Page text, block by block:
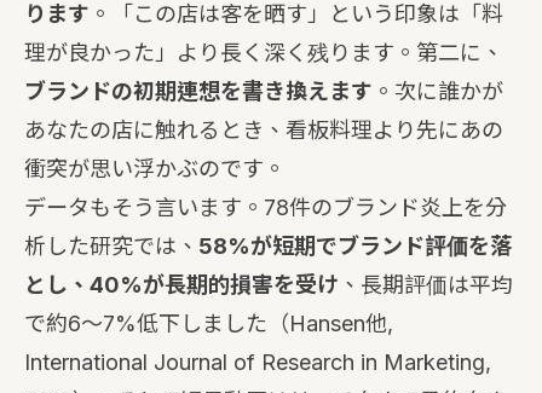
ります 。「この店は客を晒す」という印象は「料
理が良かった」より長く深く残ります。第二に、
ブランドの初期連想を書き換えます 。次に誰かが
あなたの店に触れるとき、看板料理より先にあの
衝突が思い浮かぶのです。
データもそう言います。78件のブランド炎上を分
析した研究では、 58%が短期でブランド評価を落
とし、40%が長期的損害を受け 、長期評価は平均
で約6〜7%低下しました（Hansen他,
International Journal of Research in Marketing,